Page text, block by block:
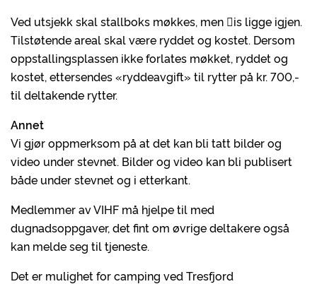
Ved utsjekk skal stallboks møkkes, men 􏰁is ligge igjen.
Tilstøtende areal skal være ryddet og kostet. Dersom
oppstallingsplassen ikke forlates møkket, ryddet og
kostet, ettersendes «ryddeavgift» til rytter på kr. 700,-
til deltakende rytter.
Annet
Vi gjør oppmerksom på at det kan bli tatt bilder og
video under stevnet. Bilder og video kan bli publisert
både under stevnet og i etterkant.
Medlemmer av VIHF må hjelpe til med
dugnadsoppgaver, det fint om øvrige deltakere også
kan melde seg til tjeneste.
Det er mulighet for camping ved Tresfjord